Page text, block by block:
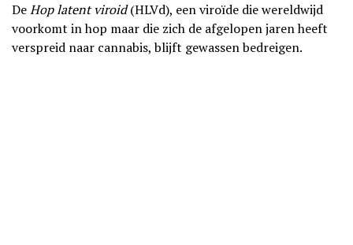
DeHop latent viroid(HLVd), een viroïde die wereldwijd
voorkomt in hop maar die zich de afgelopen jaren heeft
verspreid naar cannabis, blijft gewassen bedreigen.